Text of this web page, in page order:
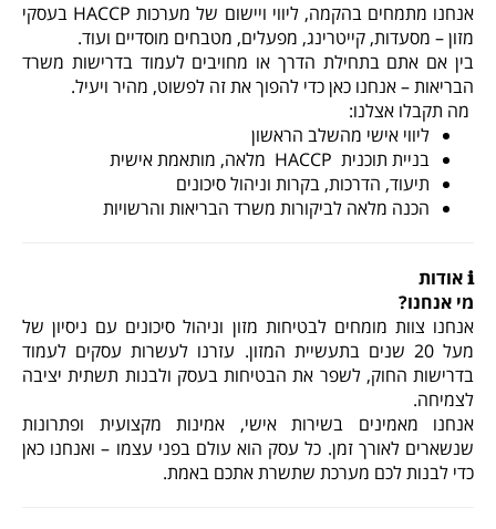
אנחנו מתמחים בהקמה, ליווי ויישום של מערכותHACCP בעסקי
מזון – מסעדות, קייטרינג, מפעלים, מטבחים מוסדיים ועוד.
בין אם אתם בתחילת הדרך או מחויבים לעמוד בדרישות משרד
הבריאות – אנחנו כאן כדי להפוך את זה לפשוט, מהיר ויעיל.
מה תקבלו אצלנו:
ליווי אישי מהשלב הראשון
בניית תוכנית HACCP מלאה, מותאמת אישית
תיעוד, הדרכות, בקרות וניהול סיכונים
הכנה מלאה לביקורות משרד הבריאות והרשויות
ℹ️אודות
מי אנחנו?
אנחנו צוות מומחים לבטיחות מזון וניהול סיכונים עם ניסיון של
מעל 20 שנים בתעשיית המזון. עזרנו לעשרות עסקים לעמוד
בדרישות החוק, לשפר את הבטיחות בעסק ולבנות תשתית יציבה
לצמיחה.
אנחנו מאמינים בשירות אישי, אמינות מקצועית ופתרונות
שנשארים לאורך זמן. כל עסק הוא עולם בפני עצמו – ואנחנו כאן
כדי לבנות לכם מערכת שתשרת אתכם באמת.